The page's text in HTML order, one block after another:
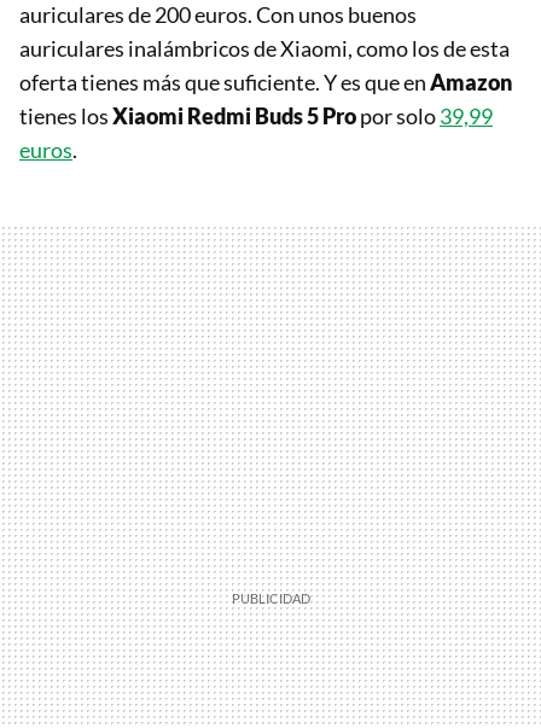
auriculares de 200 euros. Con unos buenos
auriculares inalámbricos de Xiaomi, como los de esta
oferta tienes más que suficiente. Y es que enAmazon
tienes losXiaomi Redmi Buds 5 Propor solo39,99
euros.